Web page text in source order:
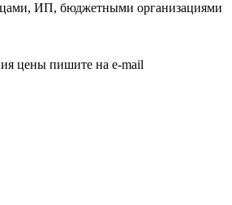
ИП, бюджетными организациями
цены пишите на e-mail